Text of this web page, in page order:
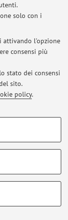
solo con i
attivando l'opzione
consensi più
stato dei consensi
sito.
policy.
per il corretto
sito.